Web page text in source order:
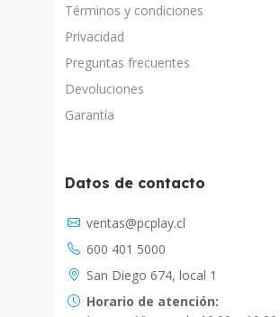
Términos y condiciones
Privacidad
Preguntas frecuentes
Devoluciones
Garantía
Datos de contacto
ventas@pcplay.cl
600 401 5000
San Diego 674, local 1
Horario de atención:
Chat con IA
PcPlay Santiago / Web
Hola soy Freddy, en que puedo